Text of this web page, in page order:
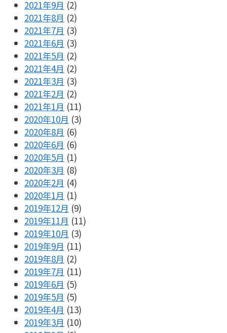
2021年9月 (2)
2021年8月 (2)
2021年7月 (3)
2021年6月 (3)
2021年5月 (2)
2021年4月 (2)
2021年3月 (3)
2021年2月 (2)
2021年1月 (11)
2020年10月 (3)
2020年8月 (6)
2020年6月 (6)
2020年5月 (1)
2020年3月 (8)
2020年2月 (4)
2020年1月 (1)
2019年12月 (9)
2019年11月 (11)
2019年10月 (3)
2019年9月 (11)
2019年8月 (2)
2019年7月 (11)
2019年6月 (5)
2019年5月 (5)
2019年4月 (13)
2019年3月 (10)